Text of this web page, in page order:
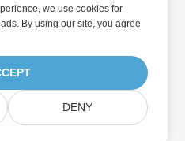
we use cookies for
By using our site, you agree
DENY